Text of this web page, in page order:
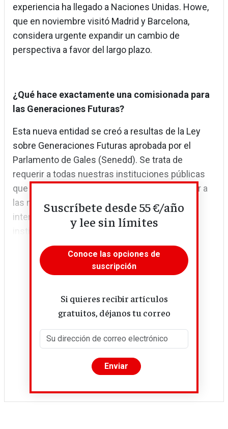
experiencia ha llegado a Naciones Unidas. Howe,
que en noviembre visitó Madrid y Barcelona,
considera urgente expandir un cambio de
perspectiva a favor del largo plazo.
¿Qué hace exactamente una comisionada para
las Generaciones Futuras?
Esta nueva entidad se creó a resultas de la Ley
sobre Generaciones Futuras aprobada por el
Parlamento de Gales (Senedd). Se trata de
requerir a todas nuestras instituciones públicas
que sus decisiones, adoptadas para responder a
las necesidades de hoy, no comprometan los
intereses de las generaciones futuras. Las
instituciones deben...
Suscríbete desde 55 €/año
y lee sin límites
Conoce las opciones de
suscripción
Si quieres recibir artículos
gratuitos, déjanos tu correo